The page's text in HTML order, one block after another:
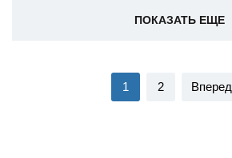
ПОКАЗАТЬ ЕЩЕ
1 2 Вперед